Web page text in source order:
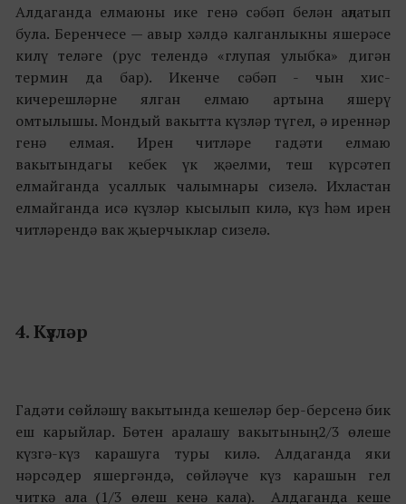
Алдаганда елмаюны ике генә сәбәп белән аңлатып
була. Беренчесе — авыр хәлдә калганлыкны яшерәсе
килү теләге (рус телендә «глупая улыбка» дигән
термин да бар). Икенче сәбәп - чын хис-
кичерешләрне ялган елмаю артына яшерү
омтылышы. Мондый вакытта күзләр түгел, ә иреннәр
генә елмая. Ирен читләре гадәти елмаю
вакытындагы кебек үк җәелми, теш күрсәтеп
елмайганда усаллык чалымнары сизелә. Ихластан
елмайганда исә күзләр кысылып килә, күз һәм ирен
читләрендә вак җыерчыклар сизелә.
4. Күзләр
Гадәти сөйләшү вакытында кешеләр бер-берсенә бик
еш карыйлар. Бөтен аралашу вакытының 2/3 өлеше
күзгә-күз карашуга туры килә. Алдаганда яки
нәрсәдер яшергәндә, сөйләүче күз карашын гел
читкә ала (1/3 өлеш кенә кала). Алдаганда кеше